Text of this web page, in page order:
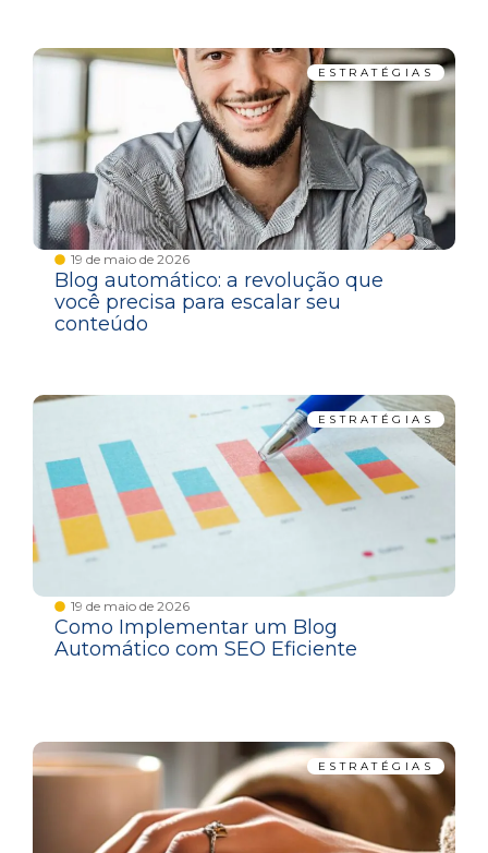
ESTRATÉGIAS
19 de maio de 2026
Blog automático: a revolução que
você precisa para escalar seu
conteúdo
ESTRATÉGIAS
19 de maio de 2026
Como Implementar um Blog
Automático com SEO Eficiente
ESTRATÉGIAS